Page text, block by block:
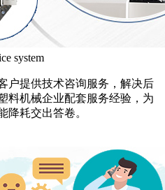
system
户提供技术咨询服务，解决后
料机械企业配套服务经验，为
降耗交出答卷。